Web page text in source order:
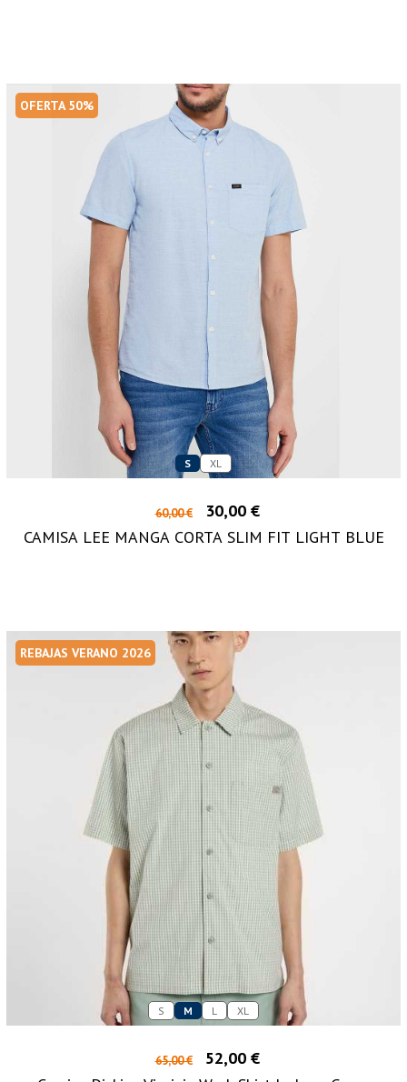
OFERTA 50%
S XL
60,00 €
30,00 €
CAMISA LEE MANGA CORTA SLIM FIT LIGHT BLUE
REBAJAS VERANO 2026
S M L XL
65,00 €
52,00 €